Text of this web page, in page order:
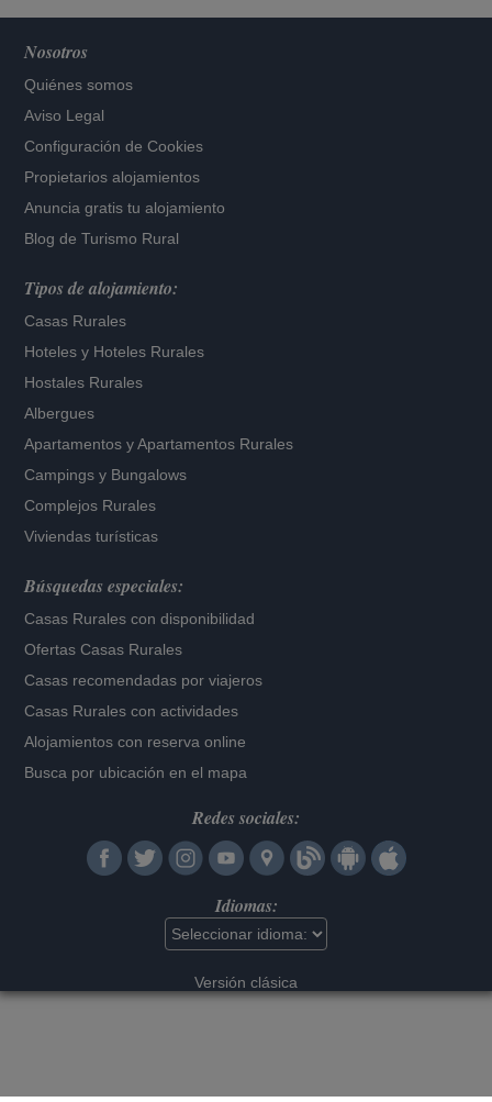
Nosotros
Quiénes somos
Aviso Legal
Configuración de Cookies
Propietarios alojamientos
Anuncia gratis tu alojamiento
Blog de Turismo Rural
Tipos de alojamiento:
Casas Rurales
Hoteles y Hoteles Rurales
Hostales Rurales
Albergues
Apartamentos yApartamentos Rurales
Campings y Bungalows
Complejos Rurales
Viviendas turísticas
Búsquedas especiales:
Casas Rurales con disponibilidad
Ofertas Casas Rurales
Casas recomendadas por viajeros
Casas Rurales con actividades
Alojamientos con reserva online
Busca por ubicación en el mapa
Redes sociales:
Idiomas:
Versión clásica